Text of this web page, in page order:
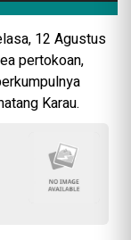
12 Agustus
pertokoan,
Karau.